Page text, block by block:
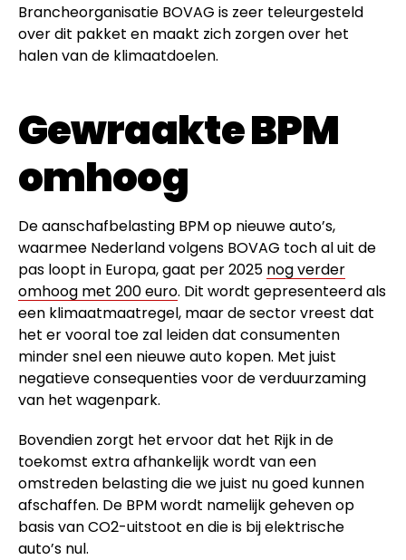
Brancheorganisatie BOVAG is zeer teleurgesteld
over dit pakket en maakt zich zorgen over het
halen van de klimaatdoelen.
Gewraakte BPM
omhoog
De aanschafbelasting BPM op nieuwe auto’s,
waarmee Nederland volgens BOVAG toch al uit de
pas loopt in Europa, gaat per 2025 nog verder
omhoog met 200 euro. Dit wordt gepresenteerd als
een klimaatmaatregel, maar de sector vreest dat
het er vooral toe zal leiden dat consumenten
minder snel een nieuwe auto kopen. Met juist
negatieve consequenties voor de verduurzaming
van het wagenpark.
Bovendien zorgt het ervoor dat het Rijk in de
toekomst extra afhankelijk wordt van een
omstreden belasting die we juist nu goed kunnen
afschaffen. De BPM wordt namelijk geheven op
basis van CO2-uitstoot en die is bij elektrische
auto’s nul.